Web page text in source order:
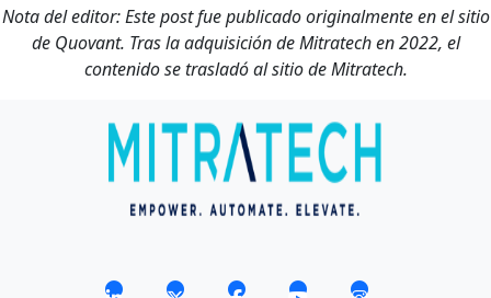
Nota del editor: Este post fue publicado originalmente en el sitio
de Quovant. Tras la adquisición de Mitratech en 2022, el
contenido se trasladó al sitio de Mitratech.